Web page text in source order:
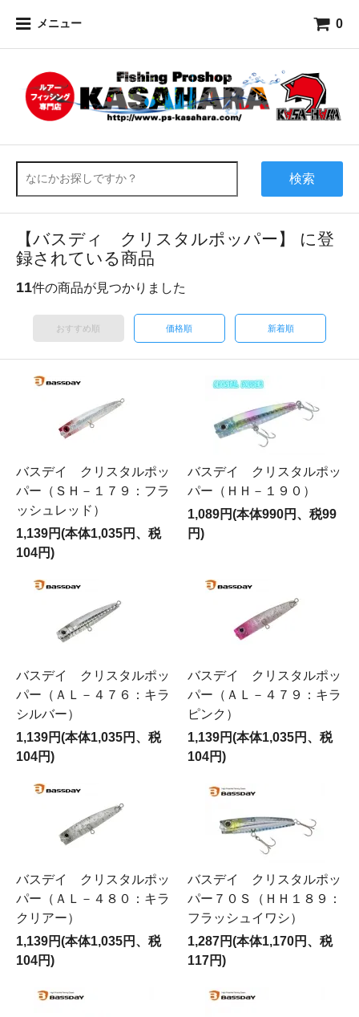
メニュー 0
検索
【バスディ クリスタルポッパー】 に登
録されている商品
11件の商品が見つかりました
おすすめ順 価格順 新着順
バスデイ クリスタルポッ
パー（ＳＨ－１７９：フラ
ッシュレッド）
1,139円(本体1,035円、税
104円)
バスデイ クリスタルポッ
パー（ＨＨ－１９０）
1,089円(本体990円、税99
円)
バスデイ クリスタルポッ
パー（ＡＬ－４７６：キラ
シルバー）
1,139円(本体1,035円、税
104円)
バスデイ クリスタルポッ
パー（ＡＬ－４７９：キラ
ピンク）
1,139円(本体1,035円、税
104円)
バスデイ クリスタルポッ
パー（ＡＬ－４８０：キラ
クリアー）
1,139円(本体1,035円、税
104円)
バスデイ クリスタルポッ
パー７０Ｓ（ＨＨ１８９：
フラッシュイワシ）
1,287円(本体1,170円、税
117円)